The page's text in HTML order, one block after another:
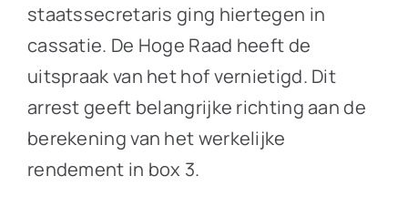
staatssecretaris ging hiertegen in
cassatie. De Hoge Raad heeft de
uitspraak van het hof vernietigd. Dit
arrest geeft belangrijke richting aan de
berekening van het werkelijke
rendement in box 3.